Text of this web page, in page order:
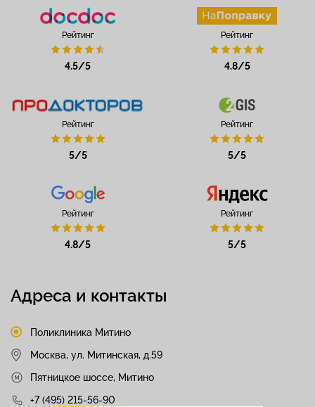
Рейтинг
4.5/5
Рейтинг
4.8/5
Рейтинг
5/5
Рейтинг
5/5
Рейтинг
4.8/5
Рейтинг
5/5
Адреса и контакты
Поликлиника Митино
Москва, ул. Митинская, д.59
Пятницкое шоссе, Митино
+7 (495) 215-56-90